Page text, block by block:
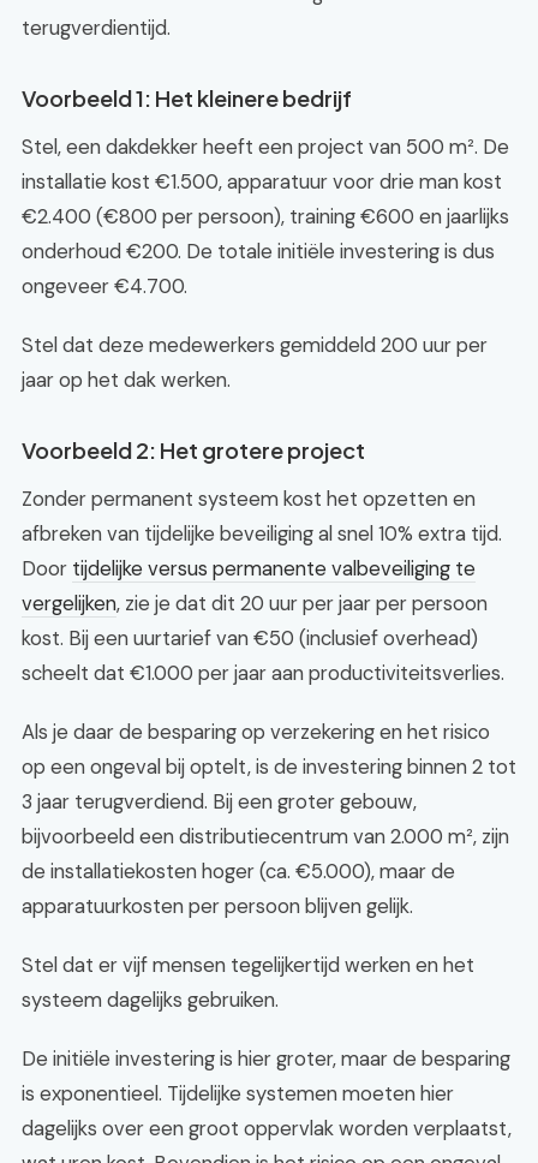
terugverdientijd.
Voorbeeld 1: Het kleinere bedrijf
Stel, een dakdekker heeft een project van 500 m². De
installatie kost €1.500, apparatuur voor drie man kost
€2.400 (€800 per persoon), training €600 en jaarlijks
onderhoud €200. De totale initiële investering is dus
ongeveer €4.700.
Stel dat deze medewerkers gemiddeld 200 uur per
jaar op het dak werken.
Voorbeeld 2: Het grotere project
Zonder permanent systeem kost het opzetten en
afbreken van tijdelijke beveiliging al snel 10% extra tijd.
Door tijdelijke versus permanente valbeveiliging te
vergelijken, zie je dat dit 20 uur per jaar per persoon
kost. Bij een uurtarief van €50 (inclusief overhead)
scheelt dat €1.000 per jaar aan productiviteitsverlies.
Als je daar de besparing op verzekering en het risico
op een ongeval bij optelt, is de investering binnen 2 tot
3 jaar terugverdiend. Bij een groter gebouw,
bijvoorbeeld een distributiecentrum van 2.000 m², zijn
de installatiekosten hoger (ca. €5.000), maar de
apparatuurkosten per persoon blijven gelijk.
Stel dat er vijf mensen tegelijkertijd werken en het
systeem dagelijks gebruiken.
De initiële investering is hier groter, maar de besparing
is exponentieel. Tijdelijke systemen moeten hier
dagelijks over een groot oppervlak worden verplaatst,